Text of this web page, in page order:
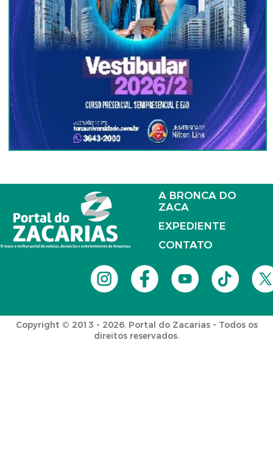
A BRONCA DO
ZACA
EXPEDIENTE
CONTATO
Copyright © 2013 - 2026. Portal do Zacarias - Todos os
direitos reservados.